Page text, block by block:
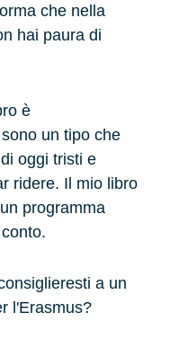
che nella
hai paura di
è
un tipo che
oggi tristi e
ridere. Il mio libro
programma
a un
l'Erasmus?